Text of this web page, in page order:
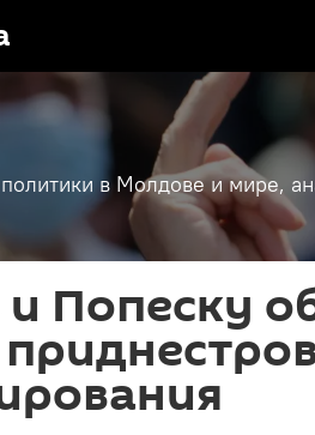
в Молдове и мире,
Попеску